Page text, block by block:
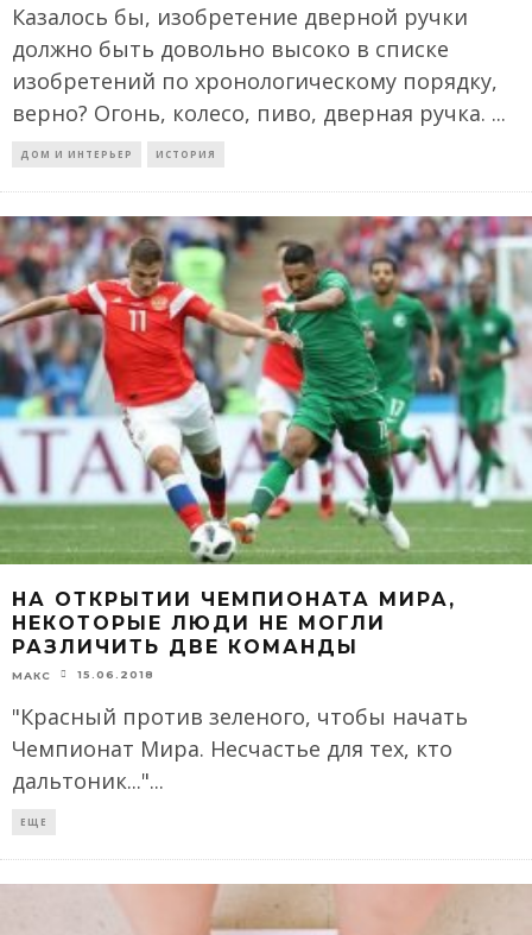
Казалось бы, изобретение дверной ручки
должно быть довольно высоко в списке
изобретений по хронологическому порядку,
верно? Огонь, колесо, пиво, дверная ручка. ...
ДОМ И ИНТЕРЬЕР ИСТОРИЯ
НА ОТКРЫТИИ ЧЕМПИОНАТА МИРА,
НЕКОТОРЫЕ ЛЮДИ НЕ МОГЛИ
РАЗЛИЧИТЬ ДВЕ КОМАНДЫ
МАКС 15.06.2018
"Красный против зеленого, чтобы начать
Чемпионат Мира. Несчастье для тех, кто
дальтоник..."...
ЕЩЕ